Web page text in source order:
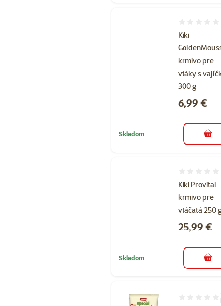
Kiki
krmivo pre
vtáky s
300 g
Cena
6,99 €
Skladom do
Kiki Provital
krmivo pre
vtáčatá 250
Cena
25,99 €
Skladom do
Hodnotenie